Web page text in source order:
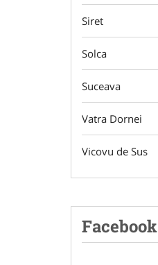
Siret
Solca
Suceava
Vatra Dornei
Vicovu de Sus
Facebook